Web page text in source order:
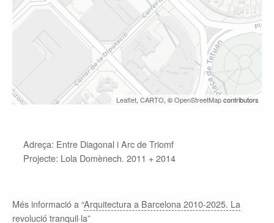
Leaflet, CARTO, ©OpenStreetMapcontributors
Adreça: Entre Diagonal i Arc de Triomf
Projecte: Lola Domènech. 2011 + 2014
Més informació a “Arquitectura a Barcelona 2010-2025. La
revolució tranquil·la”